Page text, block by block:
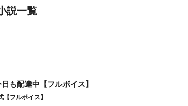
説一覧
も配達中【フルボイス】
フルボイス】